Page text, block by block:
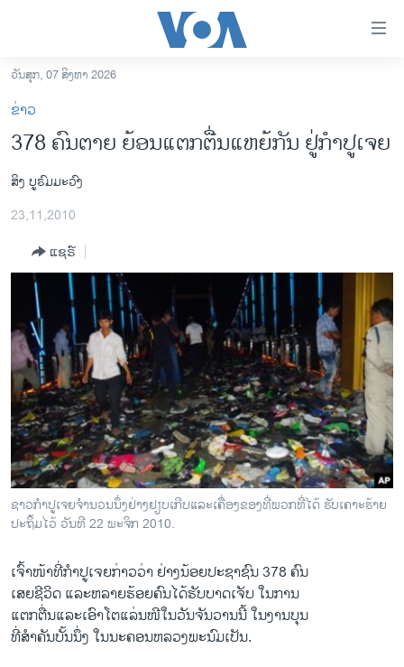
ເຂົ້າ
ຫາ
ຂ້າມ
ຂ້າມ
ໄປ
ຫາ
ການເລືອກຕັ້ງ ປະທານາທີບໍດີ ສະຫະລັດ 2024
ຂ່າວ​ຈີນ
ໂລກ
ເອເຊຍ
ອິດສະຫຼະພາບດ້ານການຂ່າວ
ຊີວິດຊາວລາວ
ຊຸມຊົນຊາວລາວ
ວິທະຍາສາດ-ເທັກໂນໂລຈີ
ທຸລະກິດ
ພາສາອັງກິດ
ວີດີໂອ
ລາຍການກະຈາຍສຽງ
ລາຍງານ
ຕິດຕາມພວກເຮົາ ທີ່
ວັນສຸກ, 07 ສິງຫາ 2026
ຂ່າວ
378 ຄົນຕາຍ ຍ້ອນແຕກຕື່ນແຫຍ້ກັນ ຢູ່ກໍາປູເຈຍ
ສິງ ບູຣົມມະວົງ
23,11,2010
ແຊຣ໌
ຊາວກໍາປູເຈຍຈໍານວນນຶ່ງຢ່າງຢຽບເກີບແລະເຄື່ອງຂອງທີ່ພວກທີ່ໄດ້ ຮັບເຄາະຮ້າຍ
ປະຖິ້ມໄວ້ ວັນທີ 22 ພະຈິກ 2010.
ເຈົ້າ​ໜ້າ​ທີ່​ກໍາປູ​ເຈ​ຍກ່າວ​ວ່າ ຢ່າງ​ນ້ອຍ​ປະຊາຊົນ 378 ຄົນ
ເສຍຊີວິດ​ ແລະ​ຫລາຍ​ຮ້ອຍ​ຄົນໄດ້​ຮັບ​ບາດ​ເຈັບ ​ໃນ​ການ
ແຕກ​ຕື່ນແລະເອົາ​ໂຕແລ່ນ​ໜີ​ໃນ​ວັນ​ຈັນ​ວານ​ນີ້ ​ໃນ​ງານ​ບຸນ
ທີ່​ສໍາຄັນ​ບັ້ນ​ນຶ່ງ ໃນ​ນະຄອນຫລວງພະນົມ​ເປັນ.